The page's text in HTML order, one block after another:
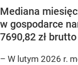
Mediana
w gospodarce
7690,82 zł brutto
– W lutym 2026 r.